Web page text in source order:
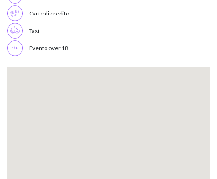
Carte di credito
Taxi
Evento over 18